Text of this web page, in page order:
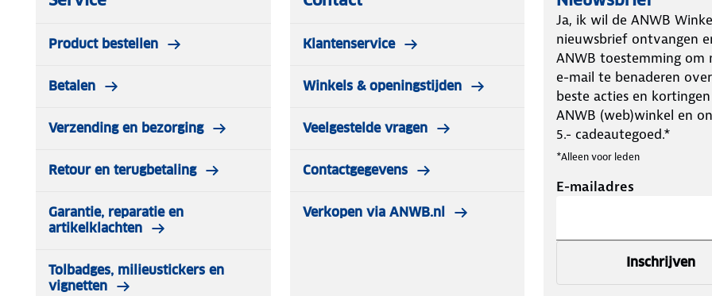
Product bestellen
Betalen
Verzending en bezorging
Retour en terugbetaling
Garantie, reparatie en
artikelklachten
Tolbadges, milieustickers en
vignetten
Klantenservice
Winkels & openingstijden
Veelgestelde vragen
Contactgegevens
Verkopen via ANWB.nl
Ja, ik wil de ANWB
nieuwsbrief ontvangen
ANWB toestemming om
e-mail te benaderen
beste acties en
ANWB (web)winkel en
5.- cadeautegoed.*
*Alleen voor leden
E-mailadres
Inschrijven